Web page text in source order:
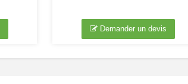
Demander un devis